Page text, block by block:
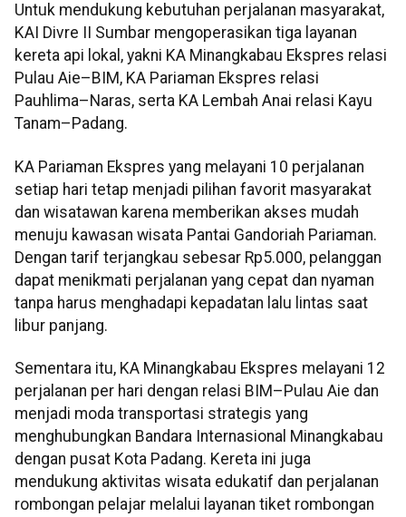
Untuk mendukung kebutuhan perjalanan masyarakat,
KAI Divre II Sumbar mengoperasikan tiga layanan
kereta api lokal, yakni KA Minangkabau Ekspres relasi
Pulau Aie–BIM, KA Pariaman Ekspres relasi
Pauhlima–Naras, serta KA Lembah Anai relasi Kayu
Tanam–Padang.
KA Pariaman Ekspres yang melayani 10 perjalanan
setiap hari tetap menjadi pilihan favorit masyarakat
dan wisatawan karena memberikan akses mudah
menuju kawasan wisata Pantai Gandoriah Pariaman.
Dengan tarif terjangkau sebesar Rp5.000, pelanggan
dapat menikmati perjalanan yang cepat dan nyaman
tanpa harus menghadapi kepadatan lalu lintas saat
libur panjang.
Sementara itu, KA Minangkabau Ekspres melayani 12
perjalanan per hari dengan relasi BIM–Pulau Aie dan
menjadi moda transportasi strategis yang
menghubungkan Bandara Internasional Minangkabau
dengan pusat Kota Padang. Kereta ini juga
mendukung aktivitas wisata edukatif dan perjalanan
rombongan pelajar melalui layanan tiket rombongan